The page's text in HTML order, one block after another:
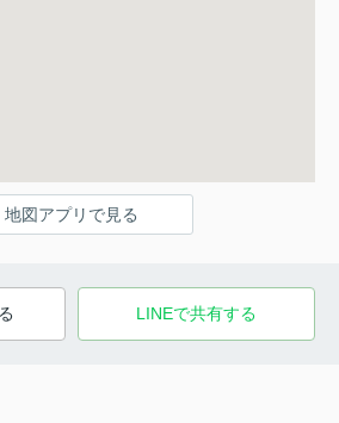
地図アプリで見る
LINEで共有する